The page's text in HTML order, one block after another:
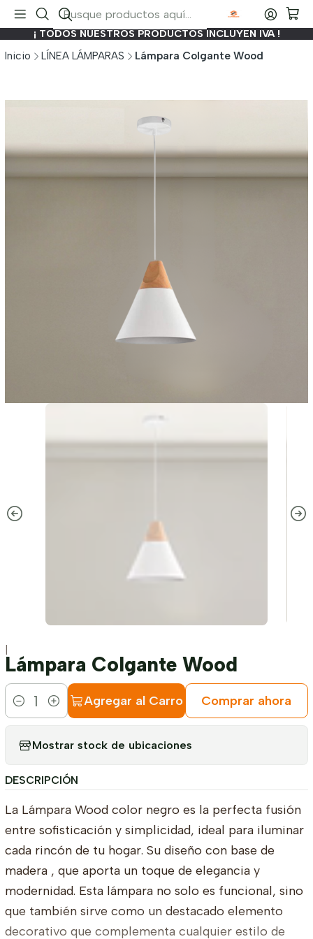
¡ TODOS NUESTROS PRODUCTOS INCLUYEN IVA !
Inicio LÍNEA LÁMPARAS Lámpara Colgante Wood
|
Lámpara Colgante Wood
Cantidad
Agregar al Carro Comprar ahora
Mostrar stock de ubicaciones
DESCRIPCIÓN
La Lámpara Wood color negro es la perfecta fusión
entre sofisticación y simplicidad, ideal para iluminar
cada rincón de tu hogar. Su diseño con base de
madera , que aporta un toque de elegancia y
modernidad. Esta lámpara no solo es funcional, sino
que también sirve como un destacado elemento
decorativo que complementa cualquier estilo de